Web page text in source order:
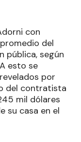
con
del
pública, según
esto se
por
del contratista
mil dólares
su casa en el